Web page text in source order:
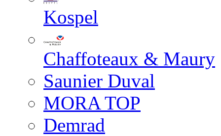
Kospel
Chaffoteaux & Maury
Saunier Duval
MORA TOP
Demrad